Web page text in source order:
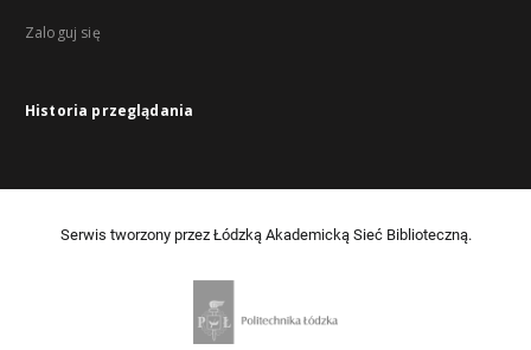
Zaloguj się
Historia przeglądania
Serwis tworzony przez Łódzką Akademicką Sieć Biblioteczną.